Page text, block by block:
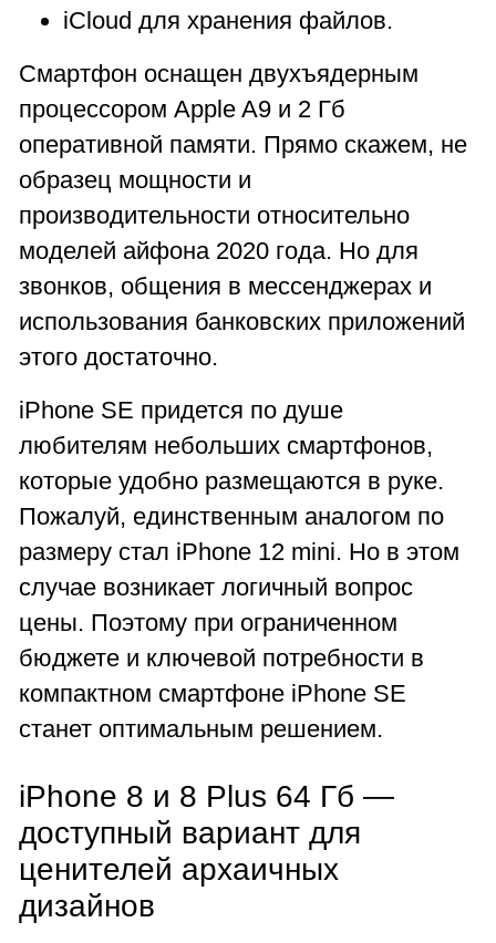
iCloud для хранения файлов.
Смартфон оснащен двухъядерным
процессором Apple A9 и 2 Гб
оперативной памяти. Прямо скажем, не
образец мощности и
производительности относительно
моделей айфона 2020 года. Но для
звонков, общения в мессенджерах и
использования банковских приложений
этого достаточно.
iPhone SE придется по душе
любителям небольших смартфонов,
которые удобно размещаются в руке.
Пожалуй, единственным аналогом по
размеру стал iPhone 12 mini. Но в этом
случае возникает логичный вопрос
цены. Поэтому при ограниченном
бюджете и ключевой потребности в
компактном смартфоне iPhone SE
станет оптимальным решением.
iPhone 8 и 8 Plus 64 Гб —
доступный вариант для
ценителей архаичных
дизайнов